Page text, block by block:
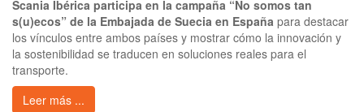
Scania Ibérica participa en la campaña “No somos tan
s(u)ecos” de la Embajada de Suecia en España para destacar
los vínculos entre ambos países y mostrar cómo la innovación y
la sostenibilidad se traducen en soluciones reales para el
transporte.
Leer más ...